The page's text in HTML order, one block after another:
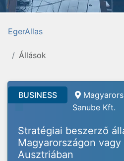
EgerAllas
Állások
BUSINESS
Sanube Kft.
Stratégiai beszerző
Magyarországon vagy
Ausztriában